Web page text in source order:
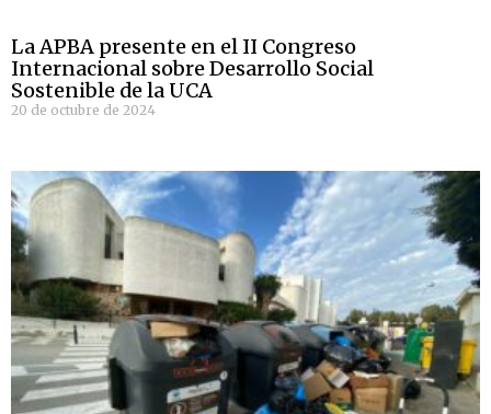
La APBA presente en el II Congreso
Internacional sobre Desarrollo Social
Sostenible de la UCA
20 de octubre de 2024